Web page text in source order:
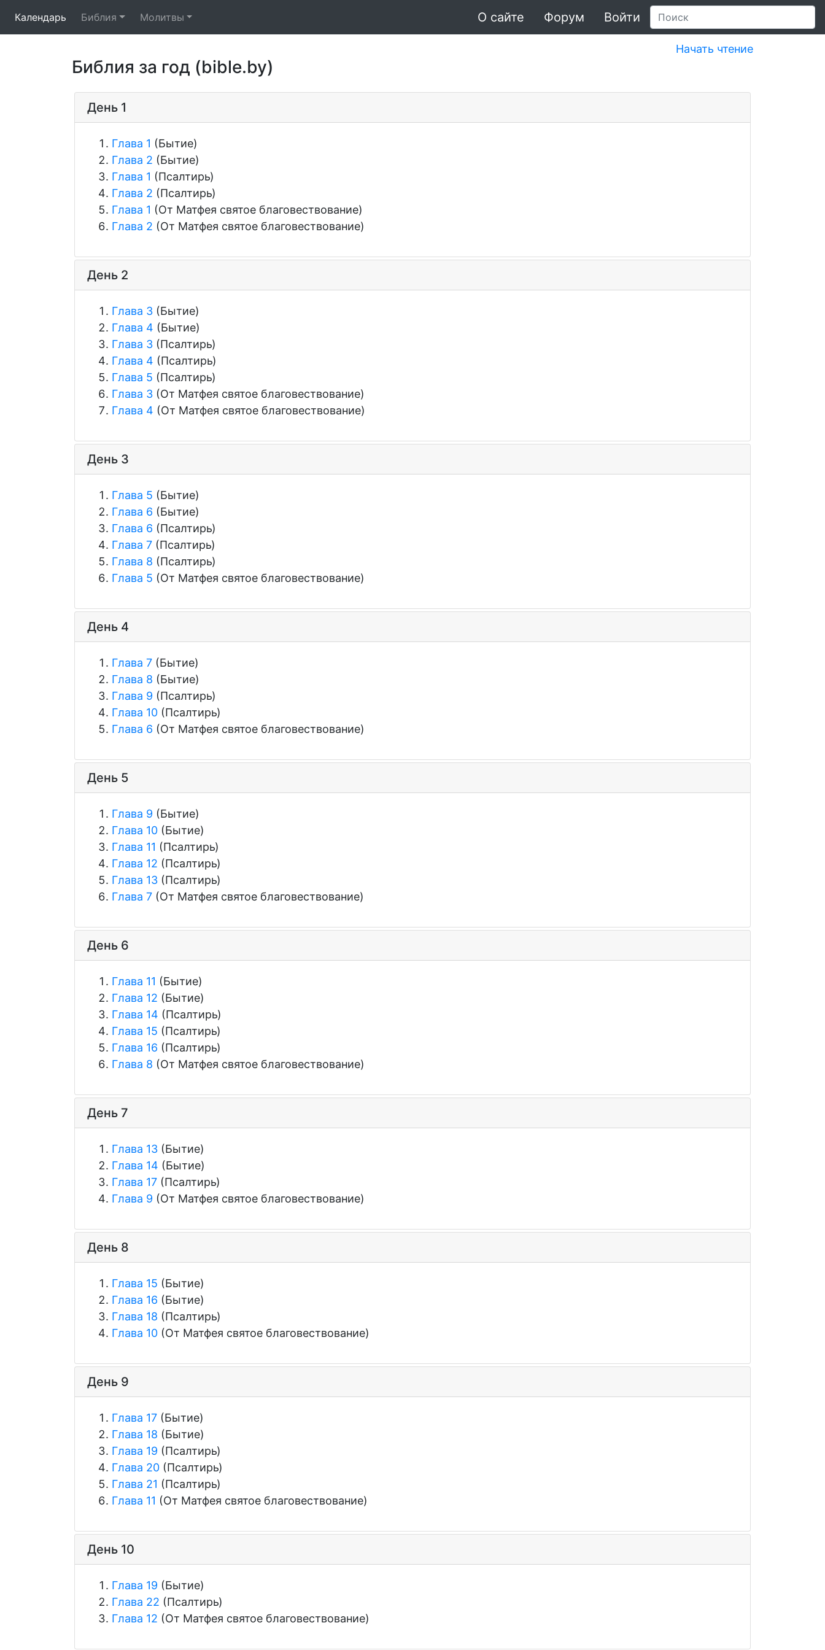
Календарь Библия Молитвы О сайте Форум Войти
Начать чтение
Библия за год (bible.by)
День 1
Глава 1 (Бытие)
Глава 2 (Бытие)
Глава 1 (Псалтирь)
Глава 2 (Псалтирь)
Глава 1 (От Матфея святое благовествование)
Глава 2 (От Матфея святое благовествование)
День 2
Глава 3 (Бытие)
Глава 4 (Бытие)
Глава 3 (Псалтирь)
Глава 4 (Псалтирь)
Глава 5 (Псалтирь)
Глава 3 (От Матфея святое благовествование)
Глава 4 (От Матфея святое благовествование)
День 3
Глава 5 (Бытие)
Глава 6 (Бытие)
Глава 6 (Псалтирь)
Глава 7 (Псалтирь)
Глава 8 (Псалтирь)
Глава 5 (От Матфея святое благовествование)
День 4
Глава 7 (Бытие)
Глава 8 (Бытие)
Глава 9 (Псалтирь)
Глава 10 (Псалтирь)
Глава 6 (От Матфея святое благовествование)
День 5
Глава 9 (Бытие)
Глава 10 (Бытие)
Глава 11 (Псалтирь)
Глава 12 (Псалтирь)
Глава 13 (Псалтирь)
Глава 7 (От Матфея святое благовествование)
День 6
Глава 11 (Бытие)
Глава 12 (Бытие)
Глава 14 (Псалтирь)
Глава 15 (Псалтирь)
Глава 16 (Псалтирь)
Глава 8 (От Матфея святое благовествование)
День 7
Глава 13 (Бытие)
Глава 14 (Бытие)
Глава 17 (Псалтирь)
Глава 9 (От Матфея святое благовествование)
День 8
Глава 15 (Бытие)
Глава 16 (Бытие)
Глава 18 (Псалтирь)
Глава 10 (От Матфея святое благовествование)
День 9
Глава 17 (Бытие)
Глава 18 (Бытие)
Глава 19 (Псалтирь)
Глава 20 (Псалтирь)
Глава 21 (Псалтирь)
Глава 11 (От Матфея святое благовествование)
День 10
Глава 19 (Бытие)
Глава 22 (Псалтирь)
Глава 12 (От Матфея святое благовествование)